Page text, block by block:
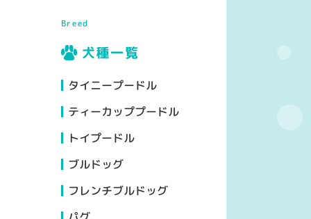
Breed
犬種一覧
タイニープードル
ティーカッププードル
トイプードル
ブルドッグ
フレンチブルドッグ